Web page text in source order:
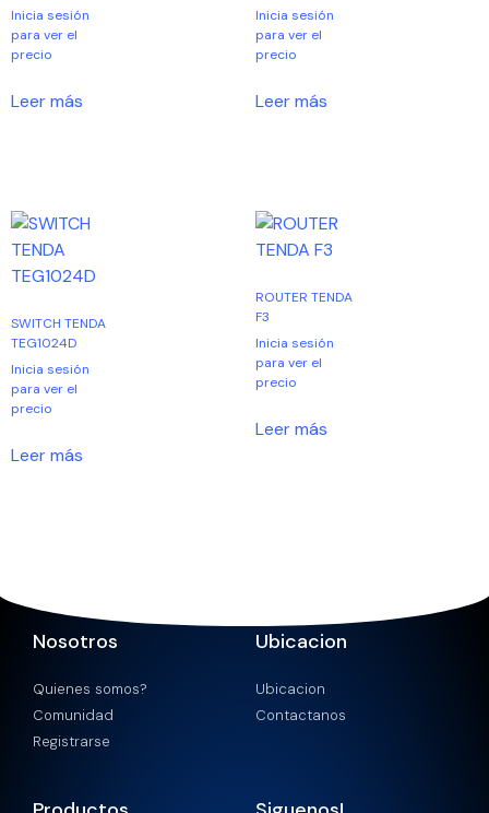
Inicia sesión
para ver el
precio
Leer más
Inicia sesión
para ver el
precio
Leer más
SWITCH TENDA
TEG1024D
Inicia sesión
para ver el
precio
Leer más
ROUTER TENDA
F3
Inicia sesión
para ver el
precio
Leer más
Nosotros
Quienes somos?
Comunidad
Registrarse
Ubicacion
Ubicacion
Contactanos